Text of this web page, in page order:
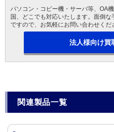
パソコン・コピー機・サーバ等、OA
国、どこでも対応いたします。面倒
ですので、お気軽にお問い合わせくだ
法人様向け買
関連製品一覧